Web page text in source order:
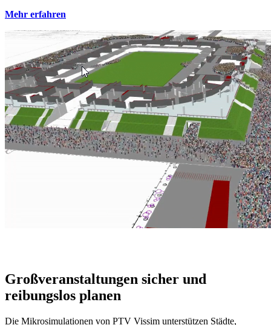
Mehr erfahren
Großveranstaltungen sicher und
reibungslos planen
Die Mikrosimulationen von PTV Vissim unterstützen Städte,